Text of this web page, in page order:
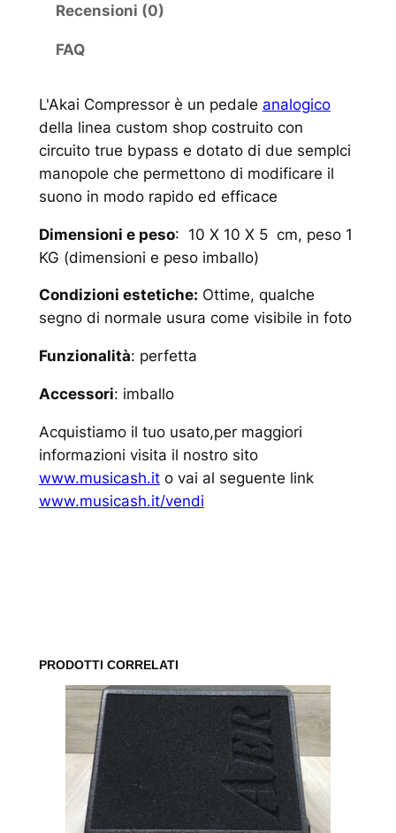
Recensioni (0)
FAQ
L'Akai Compressor è un pedale analogico
della linea custom shop costruito con
circuito true bypass e dotato di due semplci
manopole che permettono di modificare il
suono in modo rapido ed efficace
Dimensioni e peso: 10 X 10 X 5 cm, peso 1
KG (dimensioni e peso imballo)
Condizioni estetiche: Ottime, qualche
segno di normale usura come visibile in foto
Funzionalità: perfetta
Accessori: imballo
Acquistiamo il tuo usato,per maggiori
informazioni visita il nostro sito
www.musicash.ito vai al seguente link
www.musicash.it/vendi
PRODOTTI CORRELATI